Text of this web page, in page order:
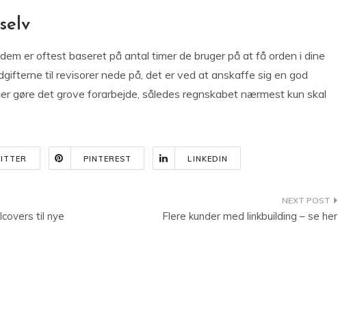
er oftest baseret på antal timer de bruger på at få orden i dine
til revisorer nede på, det er ved at anskaffe sig en god
gøre det grove forarbejde, således regnskabet nærmest kun skal
PINTEREST LINKEDIN
til nye
Flere kunder med linkbuilding – se her